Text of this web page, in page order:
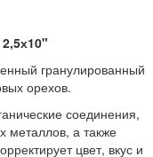
гранулированный
орехов.
соединения,
металлов, а также
цвет, вкус и